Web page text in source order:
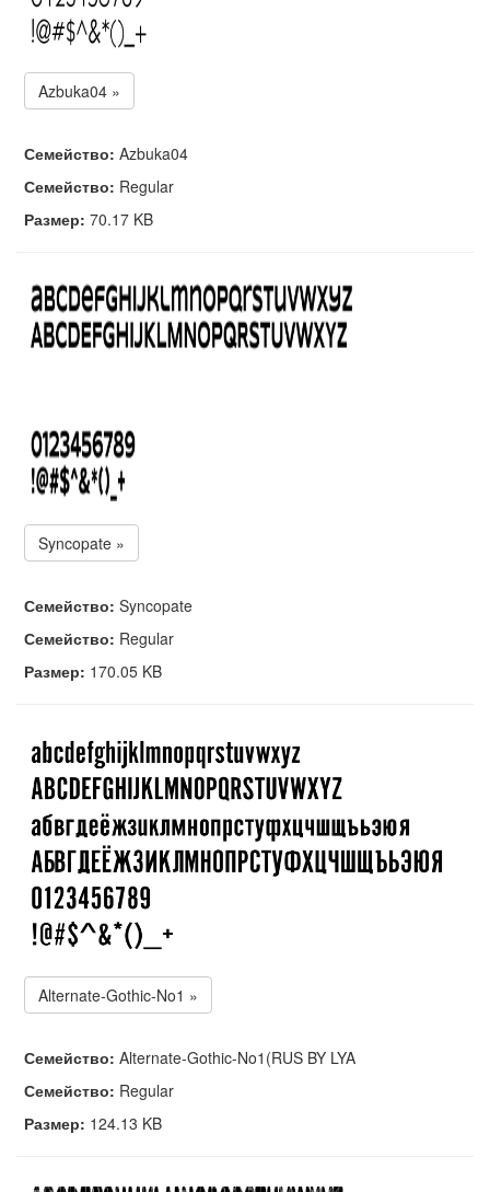
Azbuka04 »
Семейство: Azbuka04
Семейство: Regular
Размер: 70.17 KB
Syncopate »
Семейство: Syncopate
Семейство: Regular
Размер: 170.05 KB
Alternate-Gothic-No1 »
Семейство: Alternate-Gothic-No1(RUS BY LYA
Семейство: Regular
Размер: 124.13 KB